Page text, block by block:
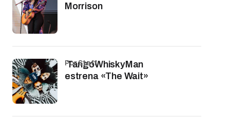
Morrison
TangoWhiskyMan
estrena «The Wait»
por Staff